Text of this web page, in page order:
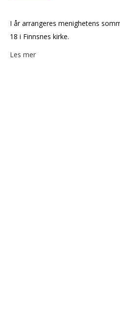
I år arrangeres menighetens
18 i Finnsnes kirke.
Les mer